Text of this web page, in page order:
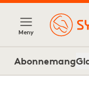
Meny
Abonnemang